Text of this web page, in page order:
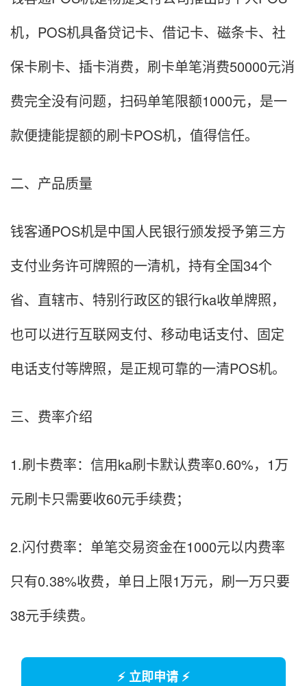
机，POS机具备贷记卡、借记卡、磁条卡、社
保卡刷卡、插卡消费，刷卡单笔消费50000元消
费完全没有问题，扫码单笔限额1000元，是一
款便捷能提额的刷卡POS机，值得信任。
二、产品质量
钱客通POS机是中国人民银行颁发授予第三方
支付业务许可牌照的一清机，持有全国34个
省、直辖市、特别行政区的银行ka收单牌照，
也可以进行互联网支付、移动电话支付、固定
电话支付等牌照，是正规可靠的一清POS机。
三、费率介绍
1.刷卡费率：信用ka刷卡默认费率0.60%，1万
元刷卡只需要收60元手续费；
2.闪付费率：单笔交易资金在1000元以内费率
只有0.38%收费，单日上限1万元，刷一万只要
38元手续费。
⚡ 立即申请 ⚡